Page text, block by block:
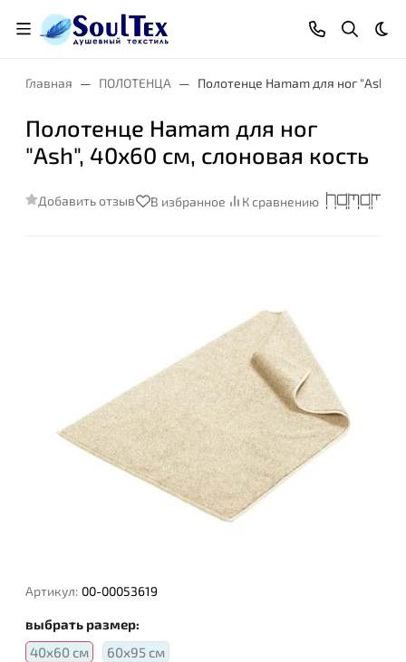
Главная ПОЛОТЕНЦА Полотенце Hamam для ног "Ash",
Полотенце Hamam для ног
"Ash", 40x60 см, слоновая кость
Добавить отзыв В избранное К сравнению
Артикул: 00-00053619
выбрать размер:
40х60 см
60х95 см